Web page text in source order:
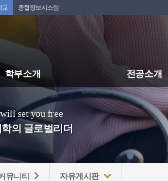
교 종합정보시스템
학부소개 전공소개
set you free
의 글로벌리더
뮤니티 자유게시판